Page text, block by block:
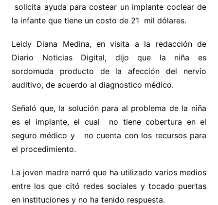
solicita ayuda para costear un implante coclear de
la infante que tiene un costo de 21 mil dólares.
Leidy Diana Medina, en visita a la redacción de
Diario Noticias Digital, dijo que la niña es
sordomuda producto de la afección del nervio
auditivo, de acuerdo al diagnostico médico.
Señaló que, la solución para al problema de la niña
es el implante, el cual no tiene cobertura en el
seguro médico y no cuenta con los recursos para
el procedimiento.
La joven madre narró que ha utilizado varios medios
entre los que citó redes sociales y tocado puertas
en instituciones y no ha tenido respuesta.